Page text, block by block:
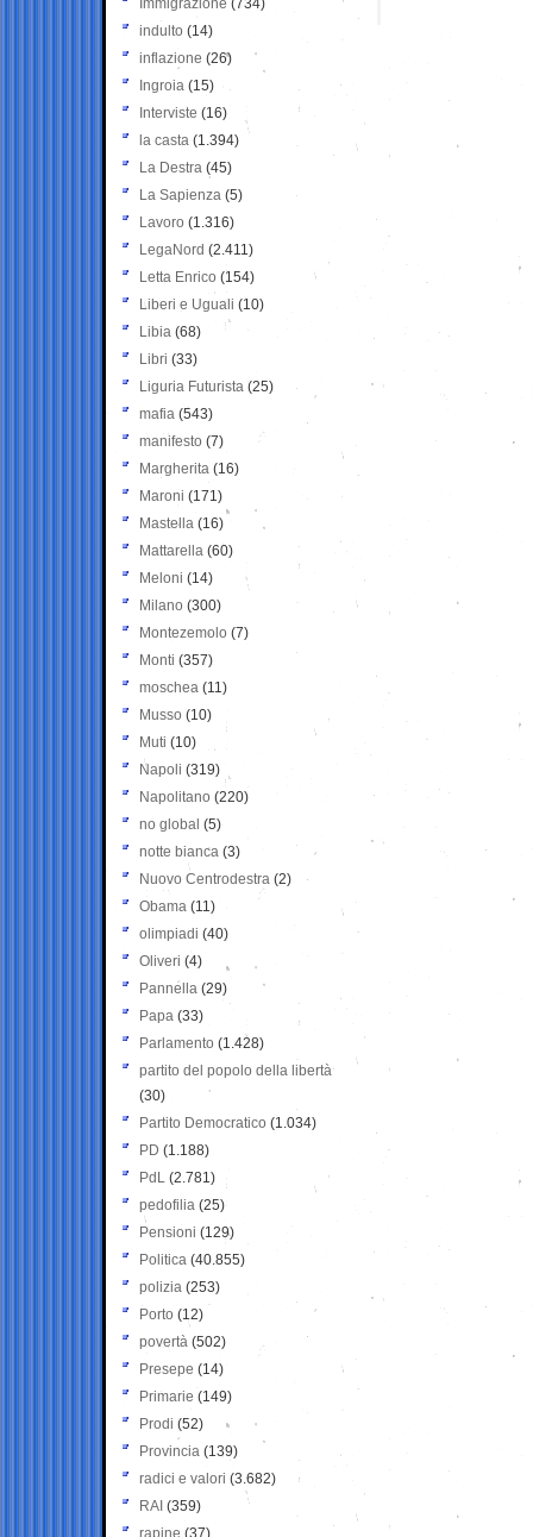
Immigrazione (734)
indulto (14)
inflazione (26)
Ingroia (15)
Interviste (16)
la casta (1.394)
La Destra (45)
La Sapienza (5)
Lavoro (1.316)
LegaNord (2.411)
Letta Enrico (154)
Liberi e Uguali (10)
Libia (68)
Libri (33)
Liguria Futurista (25)
mafia (543)
manifesto (7)
Margherita (16)
Maroni (171)
Mastella (16)
Mattarella (60)
Meloni (14)
Milano (300)
Montezemolo (7)
Monti (357)
moschea (11)
Musso (10)
Muti (10)
Napoli (319)
Napolitano (220)
no global (5)
notte bianca (3)
Nuovo Centrodestra (2)
Obama (11)
olimpiadi (40)
Oliveri (4)
Pannella (29)
Papa (33)
Parlamento (1.428)
partito del popolo della libertà
(30)
Partito Democratico (1.034)
PD (1.188)
PdL (2.781)
pedofilia (25)
Pensioni (129)
Politica (40.855)
polizia (253)
Porto (12)
povertà (502)
Presepe (14)
Primarie (149)
Prodi (52)
Provincia (139)
radici e valori (3.682)
RAI (359)
rapine (37)